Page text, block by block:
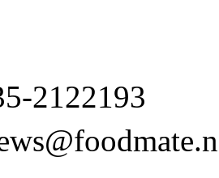
2122193